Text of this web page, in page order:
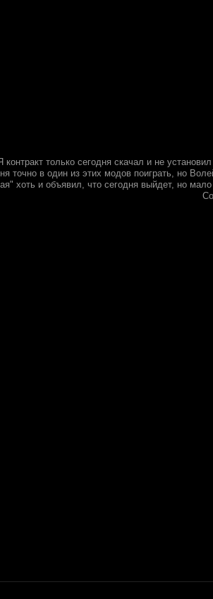
контракт только сегодня скачал и не
точно в один из этих модов поиграть, но
хоть и объявил, что сегодня выйдет, но